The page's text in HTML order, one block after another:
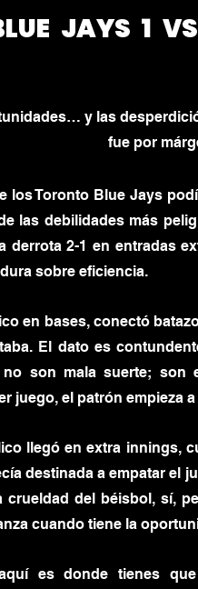
JAYS 1
y las
fue por
los Toronto Blue Jays
las debilidades más
derrota 2-1 en entradas
sobre eficiencia.
en bases, conectó
El dato es
son mala suerte; son
juego, el patrón empieza
llegó en extra innings,
destinada a empatar el
crueldad del béisbol, sí,
cuando tiene la
es donde tienes